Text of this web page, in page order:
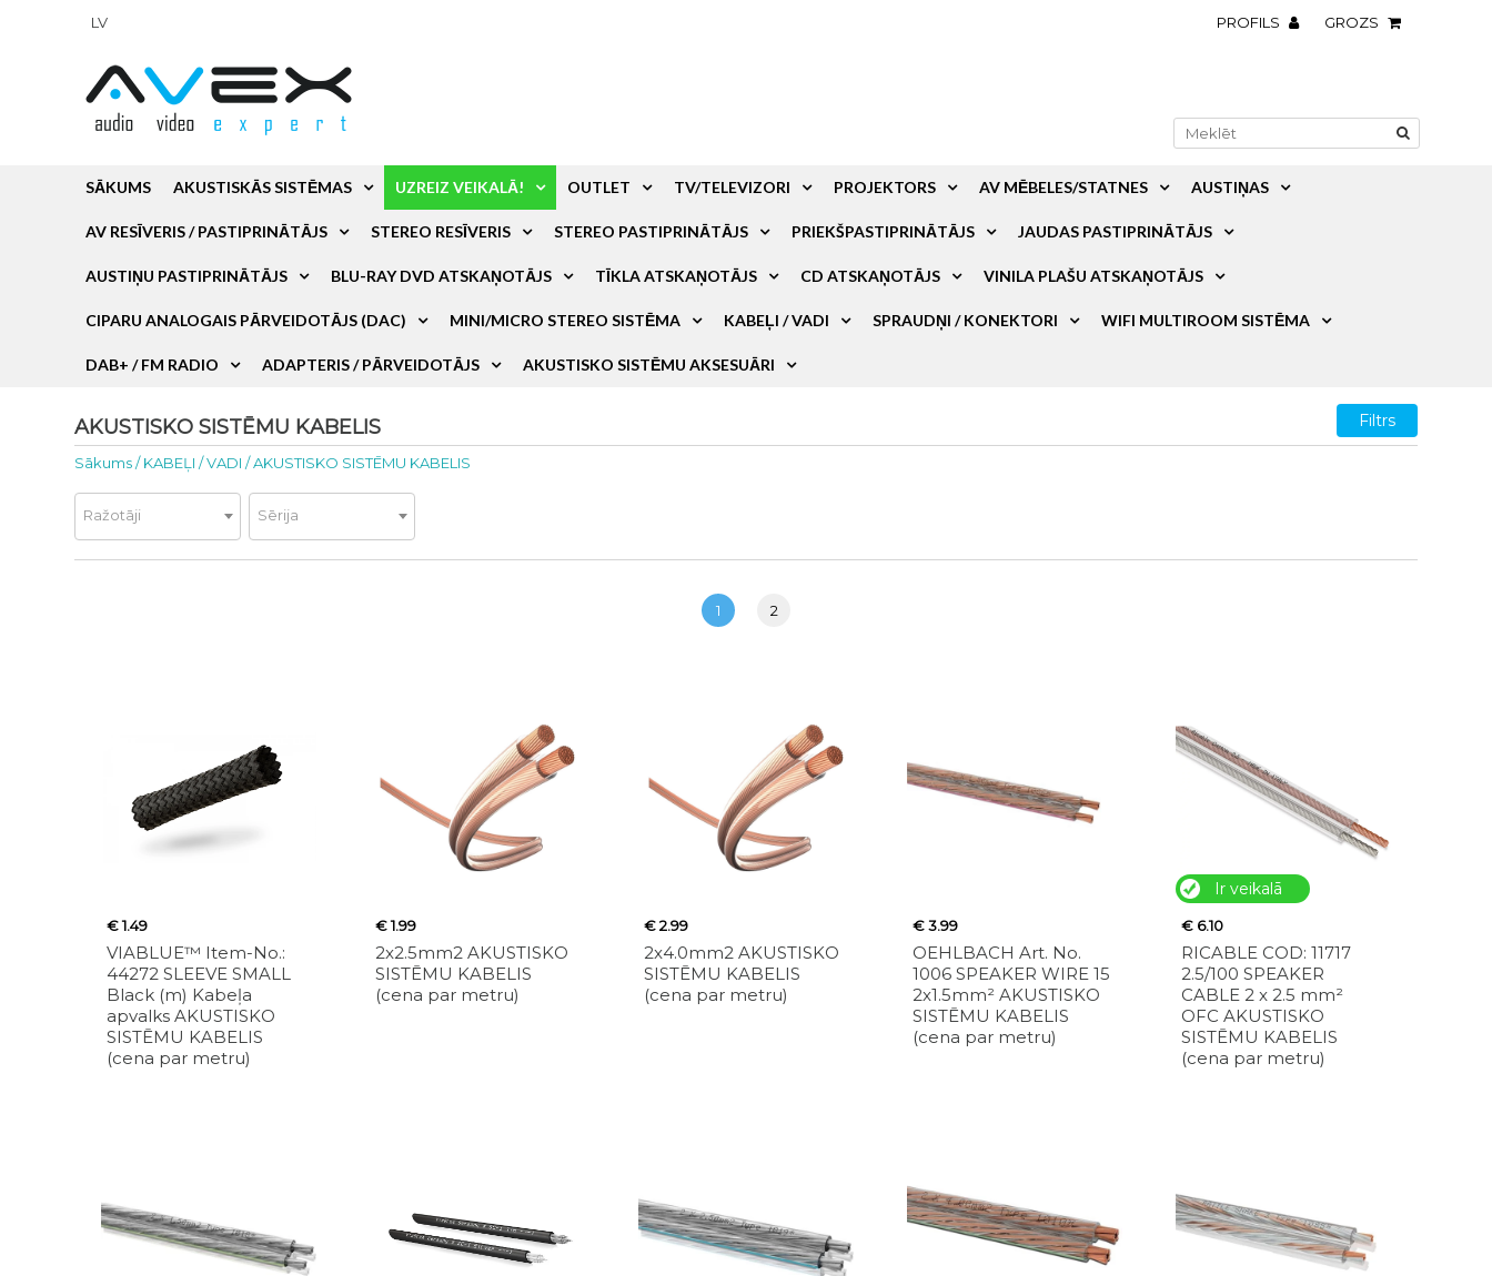
LV PROFILS GROZS
SĀKUMS AKUSTISKĀS SISTĒMAS UZREIZ VEIKALĀ! OUTLET TV/TELEVIZORI PROJEKTORS AV MĒBELES/STATNES AUSTIŅAS
AV RESĪVERIS / PASTIPRINĀTĀJS STEREO RESĪVERIS STEREO PASTIPRINĀTĀJS PRIEKŠPASTIPRINĀTĀJS JAUDAS PASTIPRINĀTĀJS
AUSTIŅU PASTIPRINĀTĀJS BLU-RAY DVD ATSKAŅOTĀJS TĪKLA ATSKAŅOTĀJS CD ATSKAŅOTĀJS VINILA PLAŠU ATSKAŅOTĀJS
CIPARU ANALOGAIS PĀRVEIDOTĀJS (DAC) MINI/MICRO STEREO SISTĒMA KABEĻI / VADI SPRAUDŅI / KONEKTORI WIFI MULTIROOM SISTĒMA
DAB+ / FM RADIO ADAPTERIS / PĀRVEIDOTĀJS AKUSTISKO SISTĒMU AKSESUĀRI
AKUSTISKO SISTĒMU KABELIS Filtrs
Sākums/KABEĻI / VADI /AKUSTISKO SISTĒMU KABELIS
Ražotāji Sērija
1 2
€ 1.49
VIABLUE™ Item-No.:
44272 SLEEVE SMALL
Black (m) Kabeļa
apvalks AKUSTISKO
SISTĒMU KABELIS
(cena par metru)
€ 1.99
2x2.5mm2 AKUSTISKO
SISTĒMU KABELIS
(cena par metru)
€ 2.99
2x4.0mm2 AKUSTISKO
SISTĒMU KABELIS
(cena par metru)
€ 3.99
OEHLBACH Art. No.
1006 SPEAKER WIRE 15
2x1.5mm² AKUSTISKO
SISTĒMU KABELIS
(cena par metru)
Ir veikalā
€ 6.10
RICABLE COD: 11717
2.5/100 SPEAKER
CABLE 2 x 2.5 mm²
OFC AKUSTISKO
SISTĒMU KABELIS
(cena par metru)